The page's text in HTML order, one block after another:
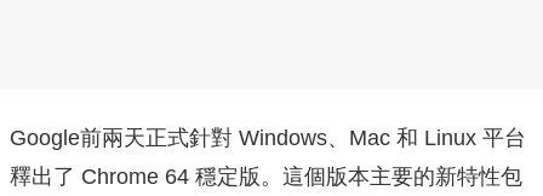
Google前兩天正式針對 Windows、Mac 和 Linux 平台
釋出了 Chrome 64 穩定版。這個版本主要的新特性包